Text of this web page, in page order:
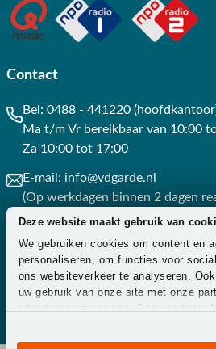
Deze website maakt gebruik van
We gebruiken cookies om content en
personaliseren, om functies voor
ons websiteverkeer te analyseren.
uw gebruik van onze site met onze
adverteren en analyse. Deze partners
combineren met andere informatie
of die ze hebben verzameld op basis
Contact
Bel: 0488 - 441220
Ma t/m Vr bereikbaar van 10:00
Za 10:00 tot 17:00
E-mail: info@vdgarde.nl
(Op werkdagen binnen 2 dagen
Whatsapp: 0488441220
(Op werkdagen binnen 3 uur